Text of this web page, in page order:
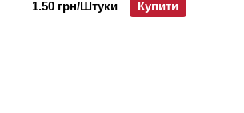
1.50 грн/Штуки
Купити